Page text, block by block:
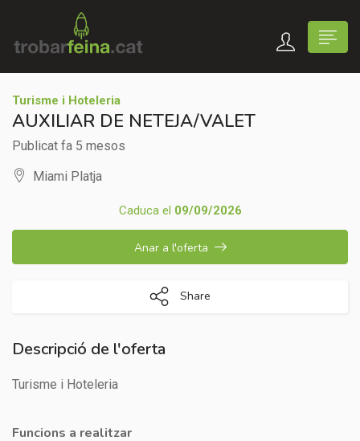
Turisme i Hoteleria
AUXILIAR DE NETEJA/VALET
Publicat fa 5 mesos
Miami Platja
Caduca el 09/09/2026
Anar a l'oferta
Share
Descripció de l'oferta
Turisme i Hoteleria
Funcions a realitzar